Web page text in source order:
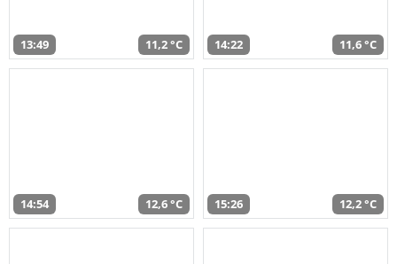
13:49 11,2 °C 14:22 11,6 °C
14:54 12,6 °C 15:26 12,2 °C